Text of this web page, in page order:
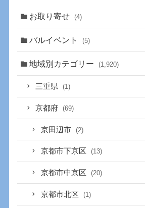
お取り寄せ (4)
バルイベント (5)
地域別カテゴリー (1,920)
三重県 (1)
京都府 (69)
京田辺市 (2)
京都市下京区 (13)
京都市中京区 (20)
京都市北区 (1)